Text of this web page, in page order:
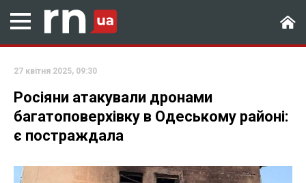
27 квітня 2025, 09:30
Росіяни атакували дронами
багатоповерхівку в Одеському районі:
є постраждала